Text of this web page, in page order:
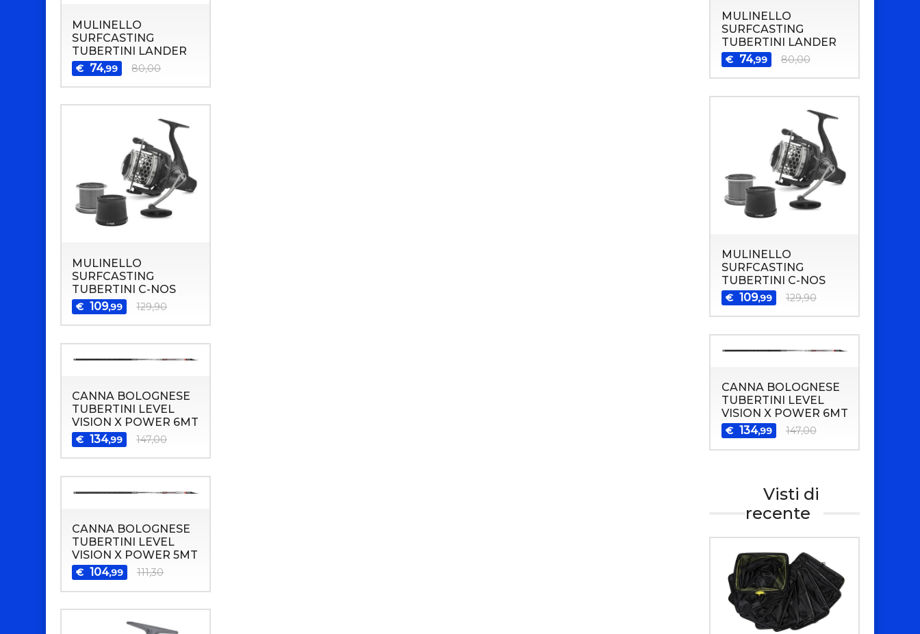
MULINELLO
SURFCASTING
TUBERTINI LANDER
€ 74,99 80,00
MULINELLO
SURFCASTING
TUBERTINI C-NOS
€ 109,99 129,90
CANNA BOLOGNESE
TUBERTINI LEVEL
VISION X POWER 6MT
€ 134,99 147,00
CANNA BOLOGNESE
TUBERTINI LEVEL
VISION X POWER 5MT
€ 104,99 111,30
MULINELLO
SURFCASTING
TUBERTINI LANDER
€ 74,99 80,00
MULINELLO
SURFCASTING
TUBERTINI C-NOS
€ 109,99 129,90
CANNA BOLOGNESE
TUBERTINI LEVEL
VISION X POWER 6MT
€ 134,99 147,00
Visti di
recente